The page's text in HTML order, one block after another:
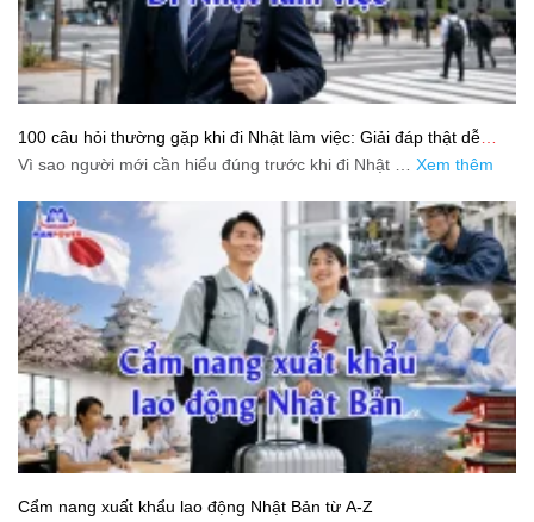
100 câu hỏi thường gặp khi đi Nhật làm việc: Giải đáp thật dễ
hiểu cho người mới bắt đầu
Vì sao người mới cần hiểu đúng trước khi đi Nhật … Xem thêm
Cẩm nang xuất khẩu lao động Nhật Bản từ A-Z